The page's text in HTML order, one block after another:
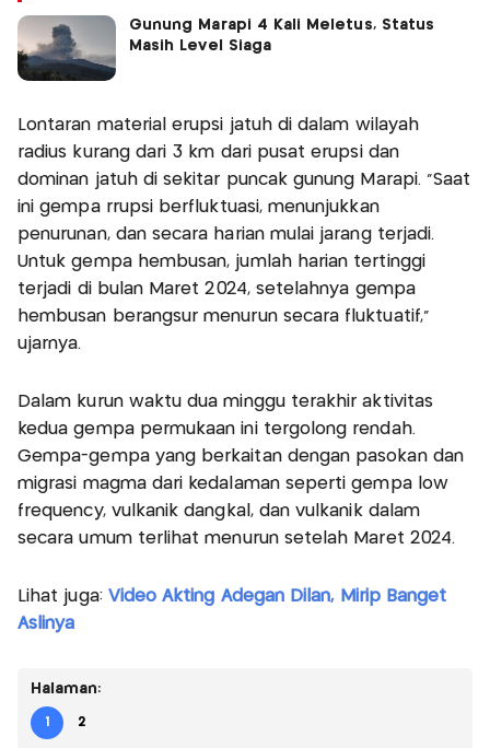
Gunung Marapi 4 Kali Meletus, Status
Masih Level Siaga
Lontaran material erupsi jatuh di dalam wilayah
radius kurang dari 3 km dari pusat erupsi dan
dominan jatuh di sekitar puncak gunung Marapi. “Saat
ini gempa rrupsi berfluktuasi, menunjukkan
penurunan, dan secara harian mulai jarang terjadi.
Untuk gempa hembusan, jumlah harian tertinggi
terjadi di bulan Maret 2024, setelahnya gempa
hembusan berangsur menurun secara fluktuatif,”
ujarnya.
Dalam kurun waktu dua minggu terakhir aktivitas
kedua gempa permukaan ini tergolong rendah.
Gempa-gempa yang berkaitan dengan pasokan dan
migrasi magma dari kedalaman seperti gempa low
frequency, vulkanik dangkal, dan vulkanik dalam
secara umum terlihat menurun setelah Maret 2024.
Lihat juga: Video Akting Adegan Dilan, Mirip Banget
Aslinya
Halaman:
1 2